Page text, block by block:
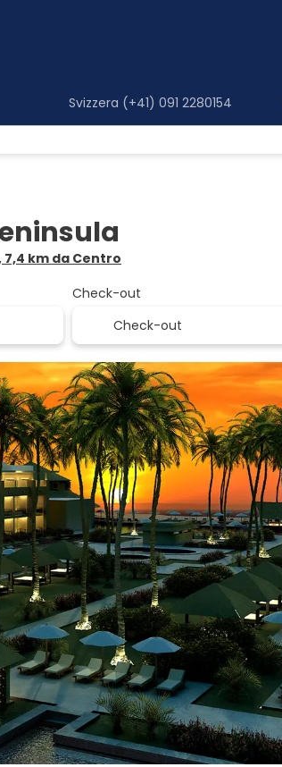
Svizzera (+41) 091 2280154
7,4 km da Centro
Check-out